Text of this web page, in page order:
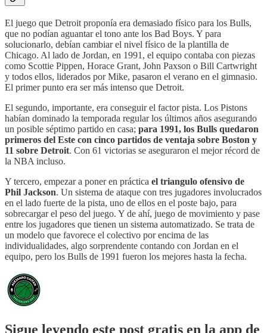
El juego que Detroit proponía era demasiado físico para los Bulls,
que no podían aguantar el tono ante los Bad Boys. Y para
solucionarlo, debían cambiar el nivel físico de la plantilla de
Chicago. Al lado de Jordan, en 1991, el equipo contaba con piezas
como Scottie Pippen, Horace Grant, John Paxson o Bill Cartwright
y todos ellos, liderados por Mike, pasaron el verano en el gimnasio.
El primer punto era ser más intenso que Detroit.
El segundo, importante, era conseguir el factor pista. Los Pistons
habían dominado la temporada regular los últimos años asegurando
un posible séptimo partido en casa; para 1991, los Bulls quedaron
primeros del Este con cinco partidos de ventaja sobre Boston y
11 sobre Detroit. Con 61 victorias se aseguraron el mejor récord de
la NBA incluso.
Y tercero, empezar a poner en práctica el triangulo ofensivo de
Phil Jackson. Un sistema de ataque con tres jugadores involucrados
en el lado fuerte de la pista, uno de ellos en el poste bajo, para
sobrecargar el peso del juego. Y de ahí, juego de movimiento y pase
entre los jugadores que tienen un sistema automatizado. Se trata de
un modelo que favorece el colectivo por encima de las
individualidades, algo sorprendente contando con Jordan en el
equipo, pero los Bulls de 1991 fueron los mejores hasta la fecha.
Sigue leyendo este post gratis en la app de